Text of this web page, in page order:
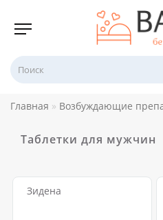
Главная Возбуждающие
Таблетки для мужчин
Зидена